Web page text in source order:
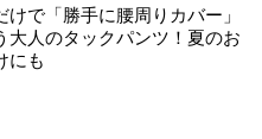
けで「勝手に腰周りカバー」
大人のタックパンツ！夏のお
にも